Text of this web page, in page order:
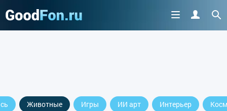
Животные Игры ИИ арт Интерьер